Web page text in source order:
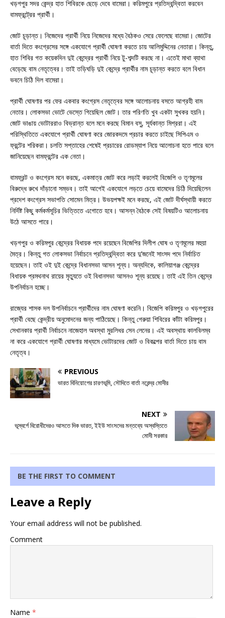
খড়গপুর সদর কেন্দ্র হাত শিবিরকে ছেড়ে দেবে বামেরা। করিমপুরে প্রতিদ্বন্দ্বিতা করবেন
বামফ্রন্ট্রের প্রার্থী।
জোট চূড়ান্ত। নিজেদের প্রার্থী নিয়ে নিজেদের মধ্যে বৈঠকও সেরে ফেলেছে বামেরা। জোটের
বার্তা দিতে কংগ্রেসের সঙ্গে একযোগে প্রার্থী ঘোষণা করতে চায় আলিমুদ্দিনের নেতারা। কিন্তু,
হাত শিবির গত কয়েকদিন দুই কেন্দ্রের প্রার্থী নিয়ে টু-শব্দটি করছে না। এতেই মাথা ব্যাথা
বেড়েছে বাম নেতৃত্বের। তাই তড়িঘড়ি দুই কেন্দ্রে প্রার্থীর নাম চূড়ান্ত করতে বলে বিধান
ভবনে চিঠি দিল বামেরা।
প্রার্থী ঘোষণার পর ফের একবার কংগ্রেস নেতৃত্বের সঙ্গে আলোচনায় বসতে আগ্রহী বাম
নেতার। লোকসভা ভোটে ভেস্তে গিয়েছিল জোট। তার পরিণতি খুব একটা সুখকর হয়নি।
জোট ভাঙায় ভোটাররাও বিভ্রান্ত বলে মনে করছে বিমান বসু, সূর্যকান্ত মিশ্ররা। এই
পরিস্থিতিতে একযোগে প্রার্থী ঘোষণা করে জোরকদমে প্রচার করতে চাইছে সিপিএম ও
ফ্রন্টের শরিকরা। চলতি সপ্তাহের শেষেই প্রচারের রোডম্যাপ নিয়ে আলোচনা হতে পারে বলে
জানিয়েছেন বামফ্রন্টের এক নেতা।
বামফ্রন্ট ও কংগ্রেস মনে করছে, একমাত্র জোট করে লড়াই করলেই বিজেপি ও তৃণমূলের
বিরুদ্ধে রুখে দাঁড়ানো সম্ভব। তাই আগেই একযোগে লড়তে চেয়ে বামেদের চিঠি দিয়েছিলেন
প্রদেশ কংগ্রেস সভাপতি সোমেন মিত্র। উভয়পক্ষই মনে করছে, এই জোট দীর্ঘস্থায়ী করতে
নির্দিষ্ট কিছু কর্মকর্মসূচির ভিত্তিতে এগোতে হবে। আসন্ন বৈঠকে সেই বিষয়টিও আলোচনায়
উঠে আসতে পারে।
খড়গপুর ও করিমপুর কেন্দ্রের বিধায়ক পদে রয়েছেন বিজেপির দিলীপ ঘোষ ও তৃণমূলের মহুয়া
মৈত্র। কিন্তু গত লোকসভা নির্বাচনে প্রতিদ্বন্দ্বিতা করে দু’জনেই সাংসদ পদে নির্বাচিত
হয়েছেন। তাই ওই দুই কেন্দ্রে বিধানসভা আসন শূন্য। অন্যদিকে, কালিয়াগঞ্জ কেন্দ্রের
বিধায়ক প্রমথনাথ রায়ের মৃত্যুতে ওই বিধানসভা আসনও শূন্য রয়েছে। তাই এই তিন কেন্দ্রে
উপনির্বাচন হচ্ছে।
রাজ্যের শাসক দল উপনির্বাচনে প্রার্থীদের নাম ঘোষণা করেনি। বিজেপি করিমপুর ও খড়গপুরের
প্রার্থী বেছে কেন্দ্রীয় অনুমোদনের জন্য পাঠিয়েছে। কিন্তু গেরুয়া শিবিরের কাঁটা করিমপুর।
সেখানকার প্রার্থী নির্বাচনে নাজেহাল অবস্থা মুরলিধর সেন লেনের। এই অবস্থায় কালবিলম্ব
না করে একযোগে প্রার্থী ঘোষণার মাধ্যমে ভোটারদের জোট ও বিকল্পের বার্তা দিতে চায় বাম
নেতৃত্ব।
PREVIOUS
ভারত বিনিয়োগের চারণভূমি, সৌদিতে বার্তা নরেন্দ্র মোদীর
NEXT
ভূস্বর্গে বিরোধীদেরও আসতে দিক ভারত, ইইউ সাংসদের মন্তব্যে অস্বস্তিতে
মোদী সরকার
BE THE FIRST TO COMMENT
Leave a Reply
Your email address will not be published.
Comment
Name *